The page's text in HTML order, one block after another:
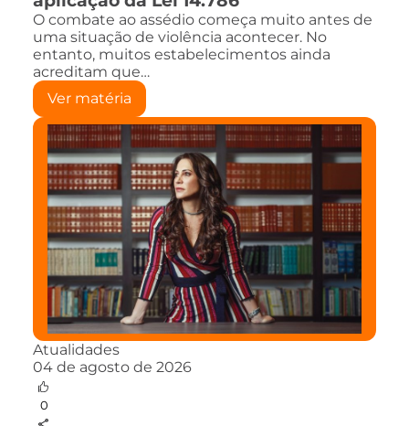
O combate ao assédio começa muito antes de
uma situação de violência acontecer. No
entanto, muitos estabelecimentos ainda
acreditam que…
Ver matéria
Atualidades
04 de agosto de 2026
0